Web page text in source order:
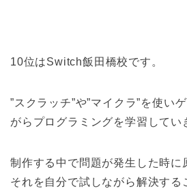
10位はSwitch飯田橋校です。
”スクラッチ”や”マイクラ”を使い
がらプログラミングを学習してい
制作する中で問題が発生した時に
それを自分で試しながら解決する